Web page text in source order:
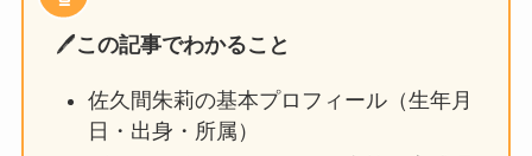
🖊️この記事でわかること
佐久間朱莉の基本プロフィール（生年月
日・出身・所属）